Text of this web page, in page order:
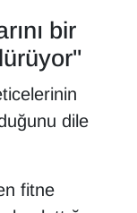
bir
dile
fitne